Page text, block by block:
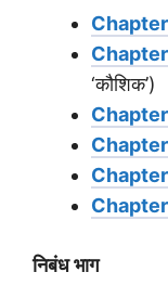
Chapter
Chapter
‘कौशिक’)
Chapter
Chapter
Chapter
निबंध भाग